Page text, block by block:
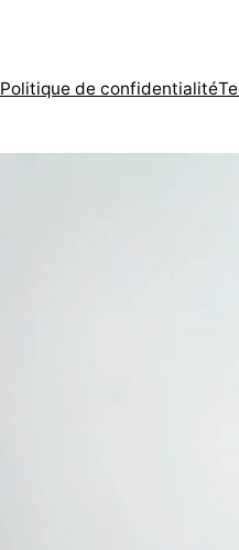
Politique de confidentialité